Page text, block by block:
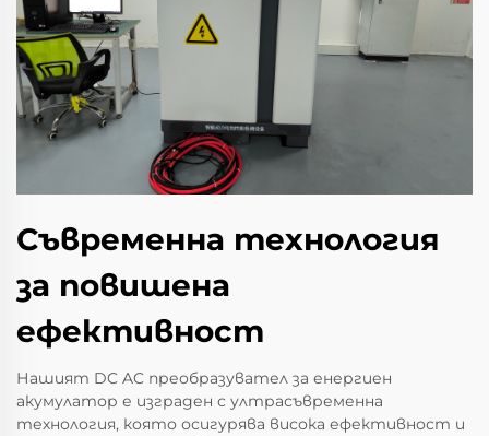
Съвременна технология
за повишена
ефективност
Нашият DC AC преобразувател за енергиен
акумулатор е изграден с ултрасъвременна
технология, която осигурява висока ефективност и